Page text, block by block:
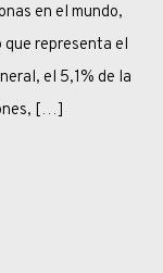
en el mundo,
representa el
el 5,1% de la
[…]